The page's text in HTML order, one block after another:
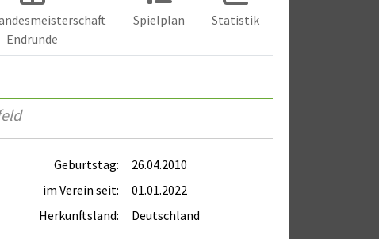
Endrunde
Spielplan Statistik
Geburtstag:
26.04.2010
im Verein seit:
01.01.2022
Herkunftsland:
Deutschland